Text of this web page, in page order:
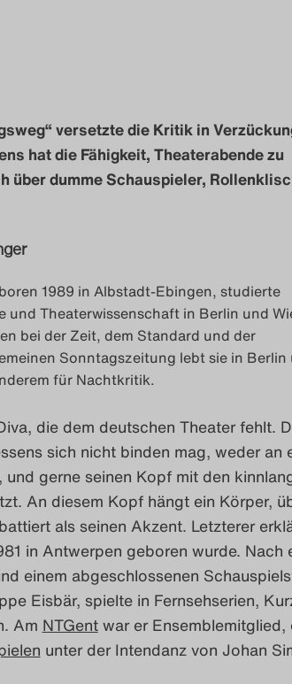
versetzte die Kritik in
hat die Fähigkeit, Theaterabende zu
über dumme Schauspieler,
1989 in Albstadt-Ebingen, studierte
und Theaterwissenschaft in Berlin und
bei der Zeit, dem Standard und der
Sonntagszeitung lebt sie in Berlin
für Nachtkritik.
die dem deutschen Theater fehlt.
sich nicht binden mag, weder an
und gerne seinen Kopf mit den
An diesem Kopf hängt ein Körper,
als seinen Akzent. Letzterer
in Antwerpen geboren wurde. Nach
einem abgeschlossenen
Eisbär, spielte in Fernsehserien,
Am NTGentwar er Ensemblemitglied,
unter der Intendanz von Johan